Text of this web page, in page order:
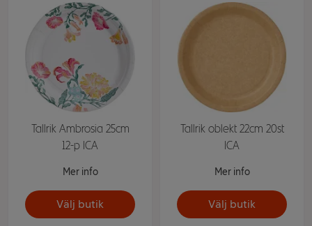
Tallrik Ambrosia 25cm
12-p ICA
Mer info
Välj butik
Tallrik oblekt 22cm 20st
ICA
Mer info
Välj butik